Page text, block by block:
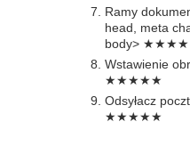
Ramy
head, meta
body>
Wstawienie
★★★★★
Odsyłacz
★★★★★